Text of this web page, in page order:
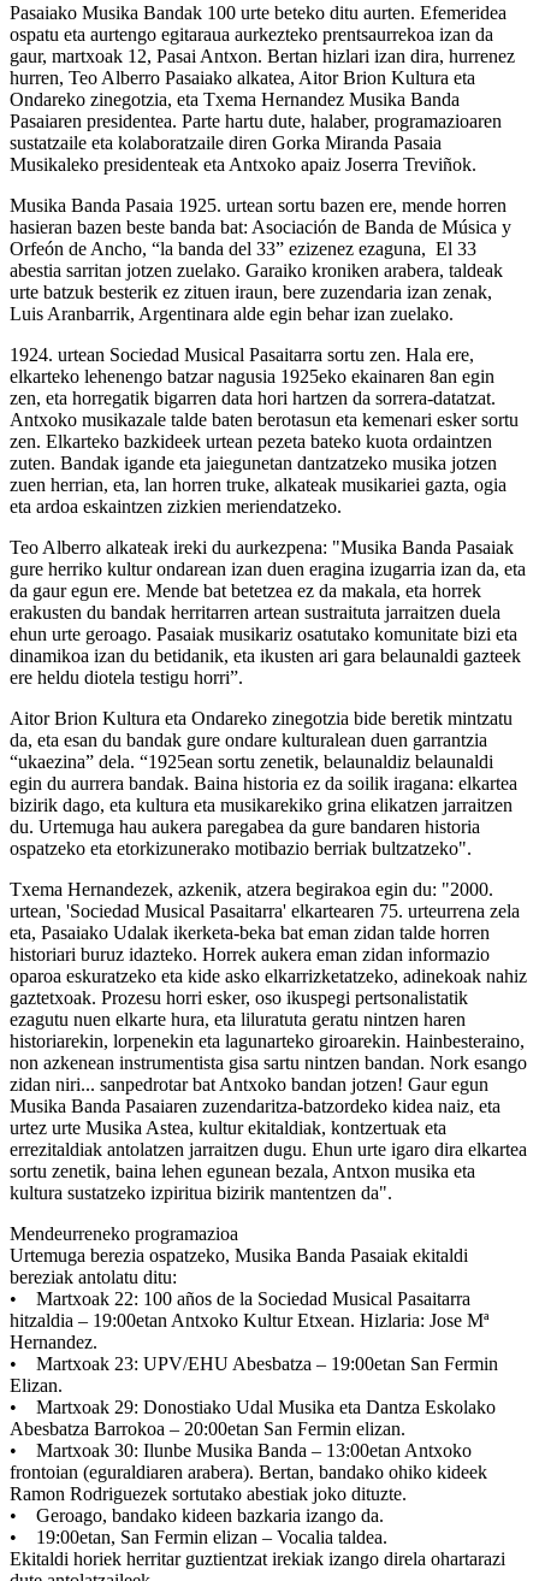
Pasaiako Musika Bandak 100 urte beteko ditu aurten. Efemeridea
ospatu eta aurtengo egitaraua aurkezteko prentsaurrekoa izan da
gaur, martxoak 12, Pasai Antxon. Bertan hizlari izan dira, hurrenez
hurren, Teo Alberro Pasaiako alkatea, Aitor Brion Kultura eta
Ondareko zinegotzia, eta Txema Hernandez Musika Banda
Pasaiaren presidentea. Parte hartu dute, halaber, programazioaren
sustatzaile eta kolaboratzaile diren Gorka Miranda Pasaia
Musikaleko presidenteak eta Antxoko apaiz Joserra Treviñok.
Musika Banda Pasaia 1925. urtean sortu bazen ere, mende horren
hasieran bazen beste banda bat: Asociación de Banda de Música y
Orfeón de Ancho, “la banda del 33” ezizenez ezaguna, El 33
abestia sarritan jotzen zuelako. Garaiko kroniken arabera, taldeak
urte batzuk besterik ez zituen iraun, bere zuzendaria izan zenak,
Luis Aranbarrik, Argentinara alde egin behar izan zuelako.
1924. urtean Sociedad Musical Pasaitarra sortu zen. Hala ere,
elkarteko lehenengo batzar nagusia 1925eko ekainaren 8an egin
zen, eta horregatik bigarren data hori hartzen da sorrera-datatzat.
Antxoko musikazale talde baten berotasun eta kemenari esker sortu
zen. Elkarteko bazkideek urtean pezeta bateko kuota ordaintzen
zuten. Bandak igande eta jaiegunetan dantzatzeko musika jotzen
zuen herrian, eta, lan horren truke, alkateak musikariei gazta, ogia
eta ardoa eskaintzen zizkien meriendatzeko.
Teo Alberro alkateak ireki du aurkezpena: "Musika Banda Pasaiak
gure herriko kultur ondarean izan duen eragina izugarria izan da, eta
da gaur egun ere. Mende bat betetzea ez da makala, eta horrek
erakusten du bandak herritarren artean sustraituta jarraitzen duela
ehun urte geroago. Pasaiak musikariz osatutako komunitate bizi eta
dinamikoa izan du betidanik, eta ikusten ari gara belaunaldi gazteek
ere heldu diotela testigu horri”.
Aitor Brion Kultura eta Ondareko zinegotzia bide beretik mintzatu
da, eta esan du bandak gure ondare kulturalean duen garrantzia
“ukaezina” dela. “1925ean sortu zenetik, belaunaldiz belaunaldi
egin du aurrera bandak. Baina historia ez da soilik iragana: elkartea
bizirik dago, eta kultura eta musikarekiko grina elikatzen jarraitzen
du. Urtemuga hau aukera paregabea da gure bandaren historia
ospatzeko eta etorkizunerako motibazio berriak bultzatzeko".
Txema Hernandezek, azkenik, atzera begirakoa egin du: "2000.
urtean, 'Sociedad Musical Pasaitarra' elkartearen 75. urteurrena zela
eta, Pasaiako Udalak ikerketa-beka bat eman zidan talde horren
historiari buruz idazteko. Horrek aukera eman zidan informazio
oparoa eskuratzeko eta kide asko elkarrizketatzeko, adinekoak nahiz
gaztetxoak. Prozesu horri esker, oso ikuspegi pertsonalistatik
ezagutu nuen elkarte hura, eta liluratuta geratu nintzen haren
historiarekin, lorpenekin eta lagunarteko giroarekin. Hainbesteraino,
non azkenean instrumentista gisa sartu nintzen bandan. Nork esango
zidan niri... sanpedrotar bat Antxoko bandan jotzen! Gaur egun
Musika Banda Pasaiaren zuzendaritza-batzordeko kidea naiz, eta
urtez urte Musika Astea, kultur ekitaldiak, kontzertuak eta
errezitaldiak antolatzen jarraitzen dugu. Ehun urte igaro dira elkartea
sortu zenetik, baina lehen egunean bezala, Antxon musika eta
kultura sustatzeko izpiritua bizirik mantentzen da".
Mendeurreneko programazioa
Urtemuga berezia ospatzeko, Musika Banda Pasaiak ekitaldi
bereziak antolatu ditu:
• Martxoak 22: 100 años de la Sociedad Musical Pasaitarra
hitzaldia – 19:00etan Antxoko Kultur Etxean. Hizlaria: Jose Mª
Hernandez.
• Martxoak 23: UPV/EHU Abesbatza – 19:00etan San Fermin
Elizan.
• Martxoak 29: Donostiako Udal Musika eta Dantza Eskolako
Abesbatza Barrokoa – 20:00etan San Fermin elizan.
• Martxoak 30: Ilunbe Musika Banda – 13:00etan Antxoko
frontoian (eguraldiaren arabera). Bertan, bandako ohiko kideek
Ramon Rodriguezek sortutako abestiak joko dituzte.
• Geroago, bandako kideen bazkaria izango da.
• 19:00etan, San Fermin elizan – Vocalia taldea.
Ekitaldi horiek herritar guztientzat irekiak izango direla ohartarazi